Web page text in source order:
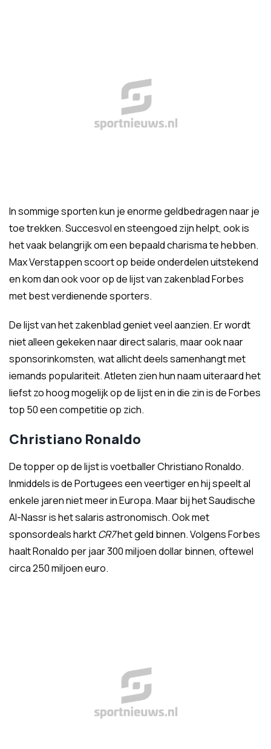
In sommige sporten kun je enorme geldbedragen naar je
toe trekken. Succesvol en steengoed zijn helpt, ook is
het vaak belangrijk om een bepaald charisma te hebben.
Max Verstappen scoort op beide onderdelen uitstekend
en kom dan ook voor op de lijst van zakenblad Forbes
met best verdienende sporters.
De lijst van het zakenblad geniet veel aanzien. Er wordt
niet alleen gekeken naar direct salaris, maar ook naar
sponsorinkomsten, wat allicht deels samenhangt met
iemands populariteit. Atleten zien hun naam uiteraard het
liefst zo hoog mogelijk op de lijst en in die zin is de Forbes
top 50 een competitie op zich.
Christiano Ronaldo
De topper op de lijst is voetballer Christiano Ronaldo.
Inmiddels is de Portugees een veertiger en hij speelt al
enkele jaren niet meer in Europa. Maar bij het Saudische
Al-Nassr is het salaris astronomisch. Ook met
sponsordeals harktCR7het geld binnen. Volgens Forbes
haalt Ronaldo per jaar 300 miljoen dollar binnen, oftewel
circa 250 miljoen euro.